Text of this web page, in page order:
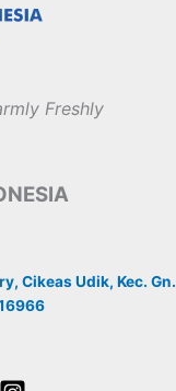
Freshly
Cikeas Udik, Kec. Gn.